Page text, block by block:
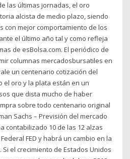
las últimas jornadas, el oro
alcista de medio plazo, siendo
con mejor comportamiento de los
el último año tal y como refleja
de esBolsa.com. El periódico de
columnas mercadosbursatiles en
un centenario cotización del
el oro y la plata están en un
que dista mucho de haber
sobre todo centenario original
Sachs – Previsión del mercado
contabilizado 10 de las 12 alzas
FED y habrá un cambio en la
el crecimiento de Estados Unidos